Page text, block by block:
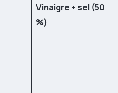
Vinaigre + sel (50
%)